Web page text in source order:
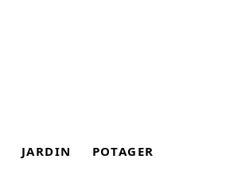
JARDIN POTAGER